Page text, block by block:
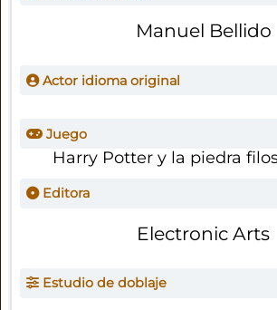
Manuel Bellido
Actor idioma original
Juego
Harry Potter y la piedra
Editora
Electronic Arts
Estudio de doblaje